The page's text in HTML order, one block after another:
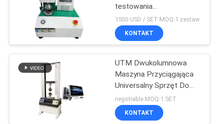
AKTUALNOŚCI
POPROSIĆ
WYCENĘ
testowania
wytrzymałości na
pękanie kartonu
1500 USD / SET MOQ:1 zestaw
KONTAKT
UTM Dwukolumnowa
Maszyna Przyciągająca
Universalny Sprzęt Do
Badania Przyciągania
Materiału 20KN
negotiable MOQ:1 SET
KONTAKT